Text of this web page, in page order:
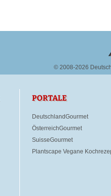
© 2008-2026
PORTALE
DeutschlandGourmet
ÖsterreichGourmet
SuisseGourmet
Plantscape Vegane